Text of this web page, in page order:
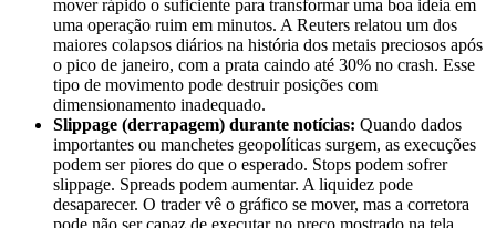
mover rápido o suficiente para transformar uma boa ideia em
uma operação ruim em minutos. A Reuters relatou um dos
maiores colapsos diários na história dos metais preciosos após
o pico de janeiro, com a prata caindo até 30% no crash. Esse
tipo de movimento pode destruir posições com
dimensionamento inadequado.
Slippage (derrapagem) durante notícias: Quando dados
importantes ou manchetes geopolíticas surgem, as execuções
podem ser piores do que o esperado. Stops podem sofrer
slippage. Spreads podem aumentar. A liquidez pode
desaparecer. O trader vê o gráfico se mover, mas a corretora